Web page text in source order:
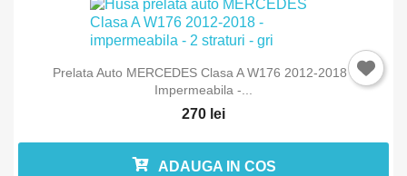
Prelata Auto MERCEDES Clasa A W176 2012-2018 -
Impermeabila -...
270 lei
ADAUGA IN COS